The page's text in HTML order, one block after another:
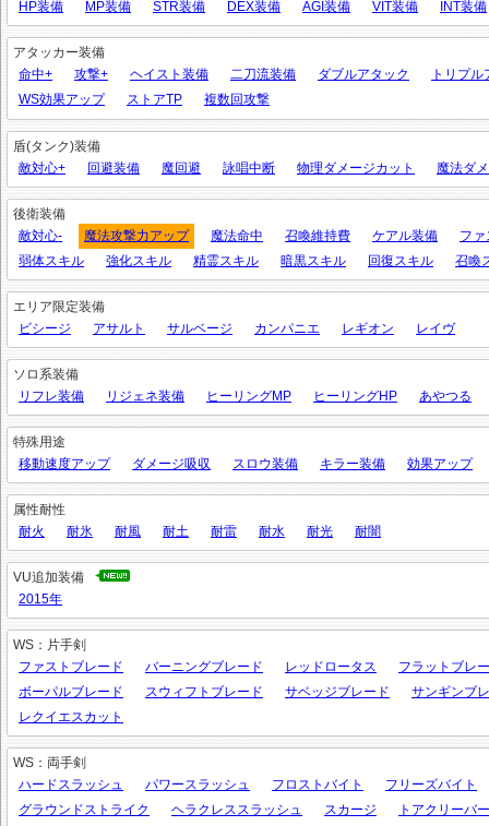
HP装備
MP装備 STR装備 DEX装備 AGI装備 VIT装備 INT装備
アタッカー装備
命中+
攻撃+ ヘイスト装備 二刀流装備 ダブルアタック
トリプル
WS効果アップ
ストアTP 複数回攻撃
盾(タンク)装備
敵対心+
回避装備 魔回避 詠唱中断 物理ダメージカット 魔法ダ
後衛装備
敵対心-
魔法攻撃力アップ 魔法命中 召喚維持費 ケアル装備
フ
弱体スキル
強化スキル 精霊スキル 暗黒スキル 回復スキル 召喚
エリア限定装備
ビシージ
アサルト サルベージ カンパニエ レギオン レイヴ
ソロ系装備
リフレ装備
リジェネ装備 ヒーリングMP ヒーリングHP あやつる
特殊用途
移動速度アップ
ダメージ吸収 スロウ装備 キラー装備 効果アップ
属性耐性
耐火
耐氷 耐風 耐土 耐雷 耐水 耐光 耐闇
VU追加装備
2015年
WS：片手剣
ファストブレード
バーニングブレード レッドロータス
フラットブレ
ボーパルブレード
スウィフトブレード サベッジブレード
サンギンブ
レクイエスカット
WS：両手剣
ハードスラッシュ
パワースラッシュ フロストバイト
フリーズバイト
グラウンドストライク
ヘラクレススラッシュ スカージ トアクリーバー